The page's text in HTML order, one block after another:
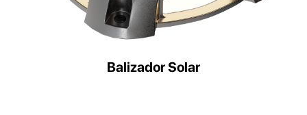
Balizador Solar